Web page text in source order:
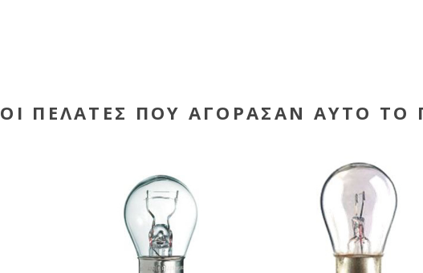
ΟΙ ΠΕΛΆΤΕΣ ΠΟΥ ΑΓΌΡΑΣΑΝ ΑΥΤΌ ΤΟ